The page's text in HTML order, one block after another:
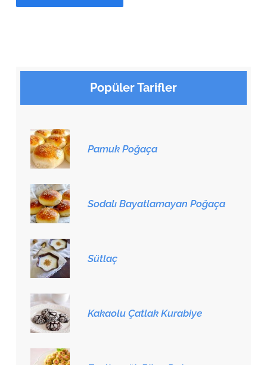
Popüler Tarifler
Pamuk Poğaça
Sodalı Bayatlamayan Poğaça
Sütlaç
Kakaolu Çatlak Kurabiye